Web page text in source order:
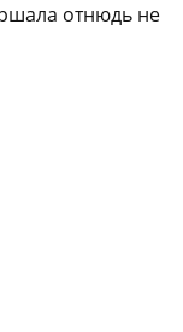
отнюдь не